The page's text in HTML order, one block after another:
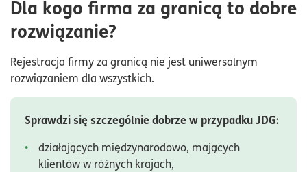
Dla kogo firma za granicą to dobre
rozwiązanie?
Rejestracja firmy za granicą nie jest uniwersalnym
rozwiązaniem dla wszystkich.
Sprawdzi się szczególnie dobrze w przypadku JDG:
działających międzynarodowo, mających
klientów w różnych krajach,